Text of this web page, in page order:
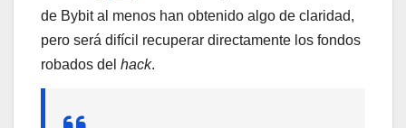
de Bybit al menos han obtenido algo de claridad,
pero será difícil recuperar directamente los fondos
robados del hack.